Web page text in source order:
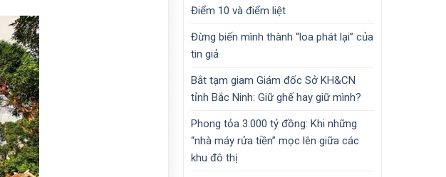
Điểm 10 và điểm liệt
Đừng biến mình thành “loa phát lại” của
tin giả
Bắt tạm giam Giám đốc Sở KH&CN
tỉnh Bắc Ninh: Giữ ghế hay giữ mình?
Phong tỏa 3.000 tỷ đồng: Khi những
“nhà máy rửa tiền” mọc lên giữa các
khu đô thị